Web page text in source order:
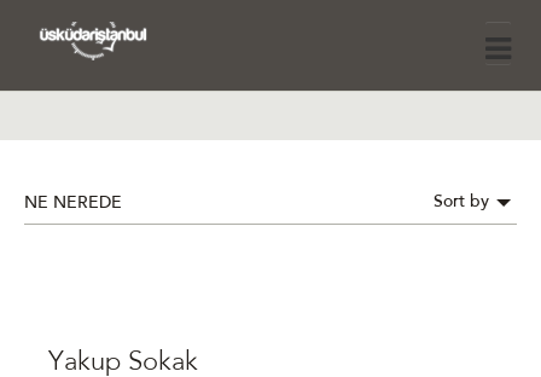
NE NEREDE Sort by
Yakup Sokak